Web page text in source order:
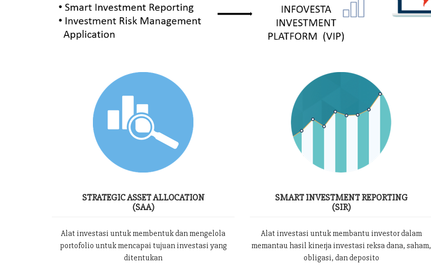
STRATEGIC ASSET ALLOCATION
(SAA)
Alat investasi untuk membentuk dan mengelola
portofolio untuk mencapai tujuan investasi yang
ditentukan
SMART INVESTMENT REPORTING
(SIR)
Alat investasi untuk membantu investor dalam
memantau hasil kinerja investasi reksa dana, saham,
obligasi, dan deposito